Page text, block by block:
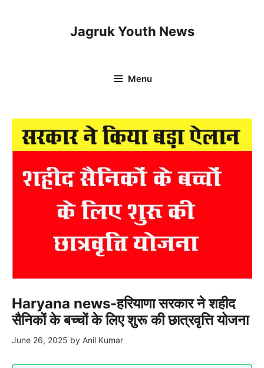
Jagruk Youth News
Menu
Haryana news-हरियाणा सरकार ने शहीद
सैनिकों के बच्चों के लिए शुरू की छात्रवृत्ति योजना
June 26, 2025 by Anil Kumar